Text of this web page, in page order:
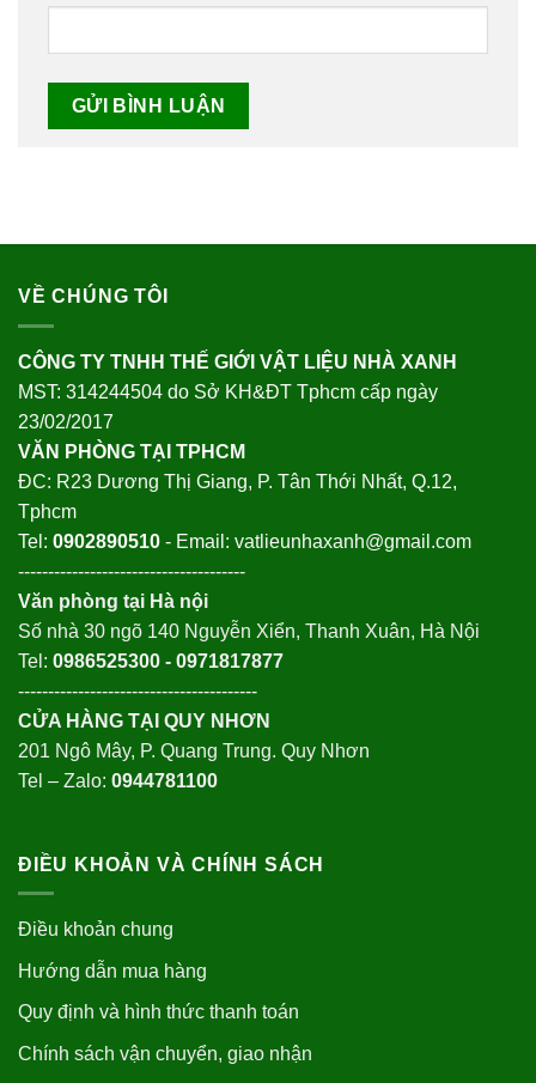
VỀ CHÚNG TÔI
CÔNG TY TNHH THẾ GIỚI VẬT LIỆU NHÀ XANH
MST: 314244504 do Sở KH&ĐT Tphcm cấp ngày
23/02/2017
VĂN PHÒNG TẠI TPHCM
ĐC: R23 Dương Thị Giang, P. Tân Thới Nhất, Q.12,
Tphcm
Tel: 0902890510 - Email: vatlieunhaxanh@gmail.com
--------------------------------------
Văn phòng tại Hà nội
Số nhà 30 ngõ 140 Nguyễn Xiển, Thanh Xuân, Hà Nội
Tel: 0986525300 - 0971817877
----------------------------------------
CỬA HÀNG TẠI QUY NHƠN
201 Ngô Mây, P. Quang Trung. Quy Nhơn
Tel – Zalo: 0944781100
ĐIỀU KHOẢN VÀ CHÍNH SÁCH
Điều khoản chung
Hướng dẫn mua hàng
Quy định và hình thức thanh toán
Chính sách vận chuyển, giao nhận